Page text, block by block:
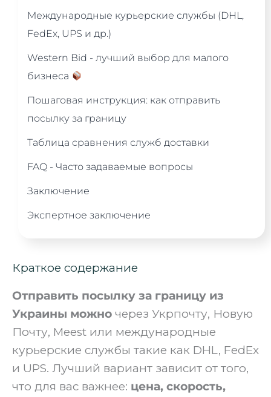
Международные курьерские службы (DHL,
FedEx, UPS и др.)
Western Bid - лучший выбор для малого
бизнеса
Пошаговая инструкция: как отправить
посылку за границу
Таблица сравнения служб доставки
FAQ - Часто задаваемые вопросы
Заключение
Экспертное заключение
Краткое содержание
Отправить посылку за границу из
Украины можно через Укрпочту, Новую
Почту, Meest или международные
курьерские службы такие как DHL, FedEx
и UPS. Лучший вариант зависит от того,
что для вас важнее: цена, скорость,